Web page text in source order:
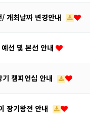
개최날짜 변경안내
선 및 본선 안내
챔피언십 안내
장기왕전 안내